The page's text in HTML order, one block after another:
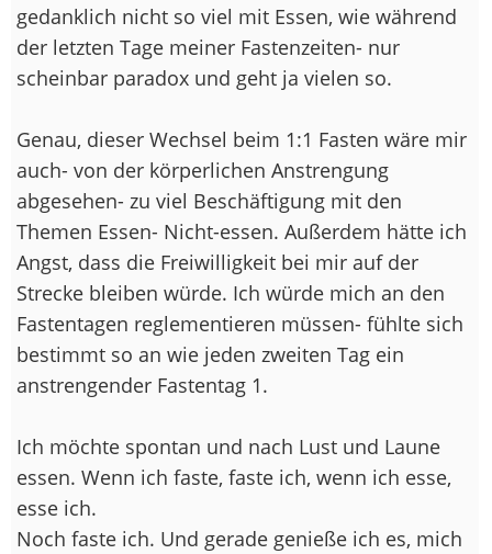
gedanklich nicht so viel mit Essen, wie während
der letzten Tage meiner Fastenzeiten- nur
scheinbar paradox und geht ja vielen so.
Genau, dieser Wechsel beim 1:1 Fasten wäre mir
auch- von der körperlichen Anstrengung
abgesehen- zu viel Beschäftigung mit den
Themen Essen- Nicht-essen. Außerdem hätte ich
Angst, dass die Freiwilligkeit bei mir auf der
Strecke bleiben würde. Ich würde mich an den
Fastentagen reglementieren müssen- fühlte sich
bestimmt so an wie jeden zweiten Tag ein
anstrengender Fastentag 1.
Ich möchte spontan und nach Lust und Laune
essen. Wenn ich faste, faste ich, wenn ich esse,
esse ich.
Noch faste ich. Und gerade genieße ich es, mich